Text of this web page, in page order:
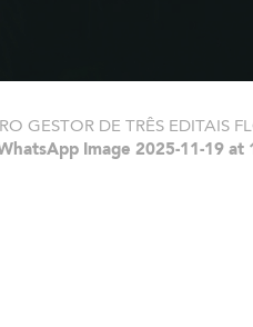
GESTOR DE TRÊS EDITAIS
Image 2025-11-19 at